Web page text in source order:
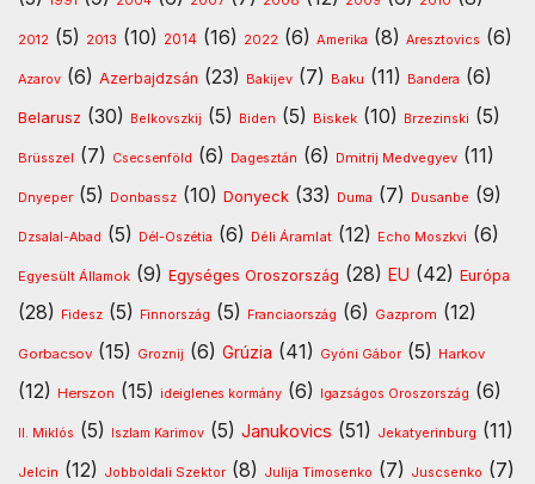
2012 (5) 2013 (10) 2014 (16) 2022 (6) Amerika (8) Aresztovics (6)
Azarov (6) Azerbajdzsán (23) Bakijev (7) Baku (11) Bandera (6)
Belarusz (30) Belkovszkij (5) Biden (5) Biskek (10) Brzezinski (5)
Brüsszel (7) Csecsenföld (6) Dagesztán (6) Dmitrij Medvegyev (11)
Dnyeper (5) Donbassz (10) Donyeck (33) Duma (7) Dusanbe (9)
Dzsalal-Abad (5) Dél-Oszétia (6) Déli Áramlat (12) Echo Moszkvi (6)
Egyesült Államok (9) Egységes Oroszország (28) EU (42) Európa
(28) Fidesz (5) Finnország (5) Franciaország (6) Gazprom (12)
Gorbacsov (15) Groznij (6) Grúzia (41) Gyóni Gábor (5) Harkov
(12) Herszon (15) ideiglenes kormány (6) Igazságos Oroszország (6)
II. Miklós (5) Iszlam Karimov (5) Janukovics (51) Jekatyerinburg (11)
Jelcin (12) Jobboldali Szektor (8) Julija Timosenko (7) Juscsenko (7)